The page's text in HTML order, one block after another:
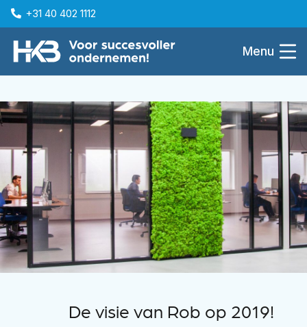
+31 40 402 1112
Menu
De visie van Rob op 2019!